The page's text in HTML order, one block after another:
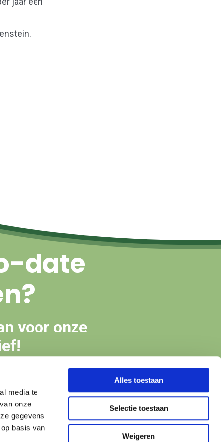
media te
onze
gegevens
basis van
Alles toestaan
Selectie toestaan
Weigeren
date
voor onze